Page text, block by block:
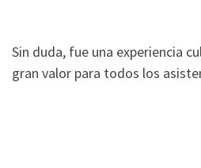
Sin duda, fue una experiencia
gran valor para todos los